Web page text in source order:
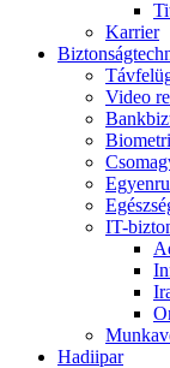
Karrier
Video
IT-
Hadiipar